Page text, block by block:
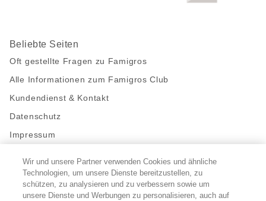
Beliebte Seiten
Oft gestellte Fragen zu Famigros
Alle Informationen zum Famigros Club
Kundendienst & Kontakt
Datenschutz
Impressum
Bleibe mit uns in Kontakt
Facebook
https://twitter.com/migros
https://www.youtube.com/user/
PinterestInstagram
Wir und unsere Partner verwenden Cookies und ähnliche
Technologien, um unsere Dienste bereitzustellen, zu
schützen, zu analysieren und zu verbessern sowie um
unsere Dienste und Werbungen zu personalisieren, auch auf